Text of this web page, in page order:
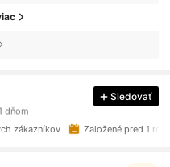
Sledovať
zákazníkov Založené pred 1